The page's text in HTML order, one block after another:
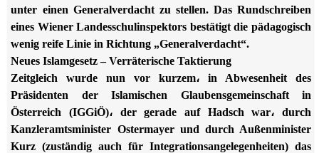
unter einen Generalverdacht zu stellen. Das Rundschreiben
eines Wiener Landesschulinspektors bestätigt die pädagogisch
wenig reife Linie in Richtung „Generalverdacht“.
Neues Islamgesetz – Verräterische Taktierung
Zeitgleich wurde nun vor kurzem، in Abwesenheit des
Präsidenten der Islamischen Glaubensgemeinschaft in
Österreich (IGGiÖ)، der gerade auf Hadsch war، durch
Kanzleramtsminister Ostermayer und durch Außenminister
Kurz (zuständig auch für Integrationsangelegenheiten) das